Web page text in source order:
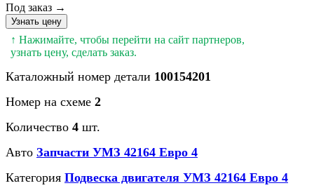
Под заказ →
Узнать цену
↑ Нажимайте, чтобы перейти на сайт партнеров,
узнать цену, сделать заказ.
Каталожный номер детали 100154201
Номер на схеме 2
Количество 4 шт.
Авто Запчасти УМЗ 42164 Евро 4
Категория Подвеска двигателя УМЗ 42164 Евро 4